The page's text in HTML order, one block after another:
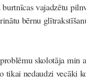
burtnīcas vajadzētu
bērnu
skolotāja min
tikai nedaudzi vecāki